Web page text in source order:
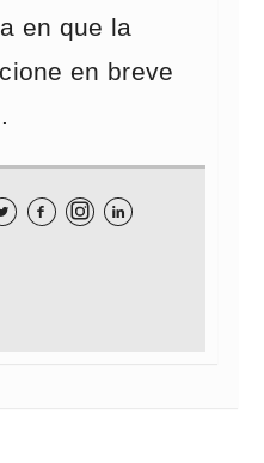
en que la
en breve
 